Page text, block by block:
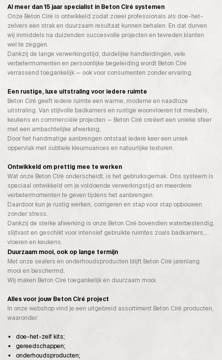
Al meer dan 15 jaar specialist in Beton Ciré systemen
Onze Beton Ciré is ontwikkeld zodat zowel professionals als doe-het-
zelvers een strak en duurzaam resultaat kunnen behalen. En dat durven
wij inmiddels na duizenden succesvolle projecten en tevreden klanten
wel te zeggen.
Dankzij de lange verwerkingstijd, duidelijke handleidingen, vele
verbetermomenten en persoonlijke begeleiding wordt Beton Ciré
verrassend toegankelijk — ook voor consumenten zonder ervaring.
Een rustige, luxe uitstraling voor iedere ruimte
Beton Ciré geeft iedere ruimte een warme, moderne en naadloze
uitstraling. Van stijlvolle badkamers en rustige woonvloeren tot meubels,
keukens en commerciële projecten — Beton Ciré creëert een unieke sfeer
met een ambachtelijke afwerking.
Door het handmatige aanbrengen ontstaat iedere keer een uniek
oppervlak met subtiele kleurnuances en natuurlijke texturen.
Ontwikkeld om prettig mee te werken
Wat onze Beton Ciré onderscheidt, is het gebruiksgemak. Ons systeem is
speciaal ontwikkeld om je voldoende verwerkingstijd en meerdere
verbetermomenten te geven tijdens het aanbrengen.
Daardoor kun je rustig werken, corrigeren en stap voor stap opbouwen
zonder stress.
Dankzij de sterke afwerking is onze Beton Ciré bovendien waterbestendig,
slijtvast en geschikt voor intensief gebruikte ruimtes zoals badkamers,
vloeren en keukens.
Duurzaam mooi, ook op lange termijn
Met onze sealers en onderhoudsproducten blijft Beton Ciré jarenlang
mooi en beschermd.
Wij maken Beton Ciré toegankelijk én duurzaam mooi.
Alles voor jouw Beton Ciré project
In onze webshop vind je een uitgebreid assortiment Beton Ciré producten,
waaronder:
doe-het-zelf kits;
gereedschappen;
onderhoudsproducten;